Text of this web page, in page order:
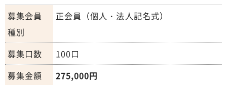
募集会員
種別
正会員（個人・法人記名式）
募集口数
100口
募集金額
275,000円